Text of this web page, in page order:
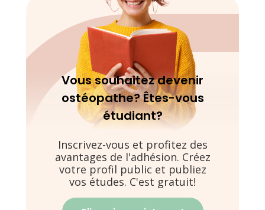
Vous souhaitez devenir
ostéopathe? Êtes-vous
étudiant?
Inscrivez-vous et profitez des
avantages de l'adhésion. Créez
votre profil public et publiez
vos études. C'est gratuit!